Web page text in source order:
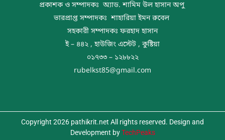
প্রকাশক ও সম্পাদকঃ অ্যাড. শামিম উল হাসান অপু
ভারপ্রাপ্ত সম্পাদকঃ শাহারিয়া ইমন রুবেল
সহকারী সম্পাদকঃ ফরহাদ হাসান
ই – ৪৪২ , হাউজিং এস্টেট , কুষ্টিয়া
০১৭৩৩ – ১২৮৮২২
rubelkst85@gmail.com
Copyright 2026 pathikrit.net All rights reserved. Design and
Development byTechPeaks